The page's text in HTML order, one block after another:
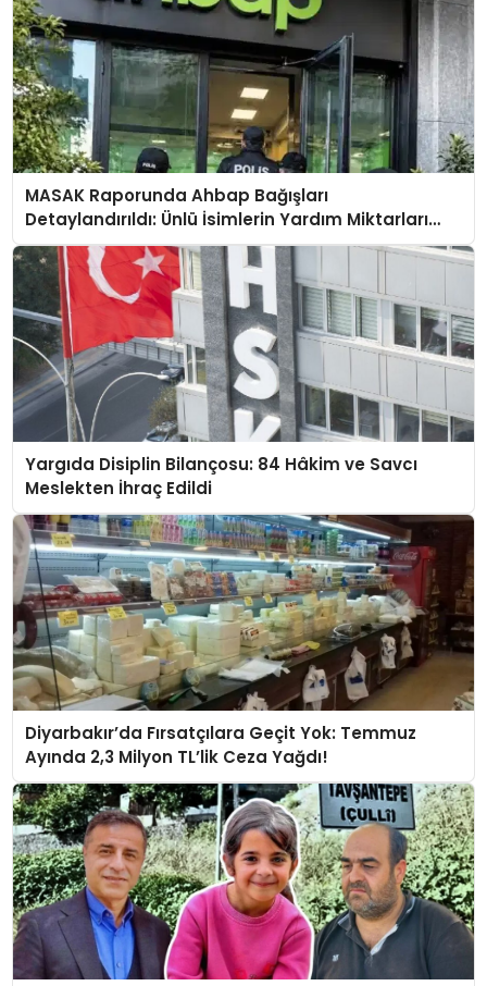
MASAK Raporunda Ahbap Bağışları
Detaylandırıldı: Ünlü İsimlerin Yardım Miktarları
Ortaya Çıktı
Yargıda Disiplin Bilançosu: 84 Hâkim ve Savcı
Meslekten İhraç Edildi
Diyarbakır’da Fırsatçılara Geçit Yok: Temmuz
Ayında 2,3 Milyon TL’lik Ceza Yağdı!